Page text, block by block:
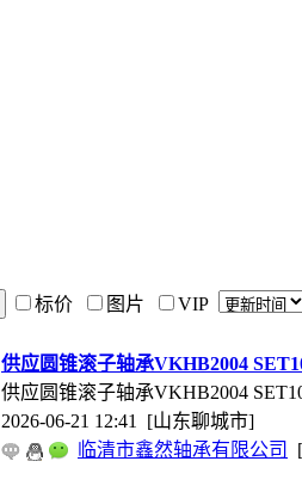
标价 图片 VIP
供应圆锥滚子轴承VKHB2004
供应圆锥滚子轴承VKHB2004
2026-06-21 12:41 [山东聊城市]
临清市鑫然轴承有限公司